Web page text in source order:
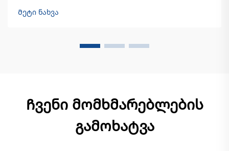
60-ზე მეტი ქვეყნის მომხმარებლებს. გაეცანით მათი
ინტელექტუალურად მოწყობილ საწონო ამონახსნებს —
Მეტი ნახვა
Ჩვენი მომხმარებლების
გამოხატვა